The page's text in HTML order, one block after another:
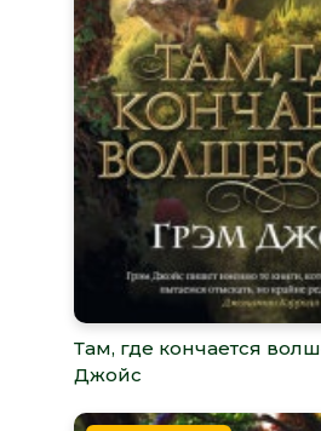
Там, где кончается
Джойс